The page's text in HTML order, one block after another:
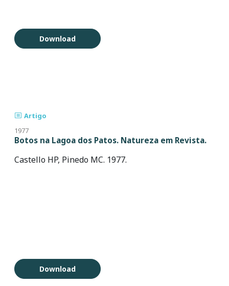
Download
Artigo
1977
Botos na Lagoa dos Patos. Natureza em Revista.
Castello HP, Pinedo MC. 1977.
Download